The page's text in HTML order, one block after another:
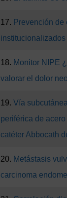
17. Prevención
institucionalizados
18. Monitor NIPE
valorar el dolor
19. Vía
periférica de
catéter Abbocath
20. Metástasis
carcinoma